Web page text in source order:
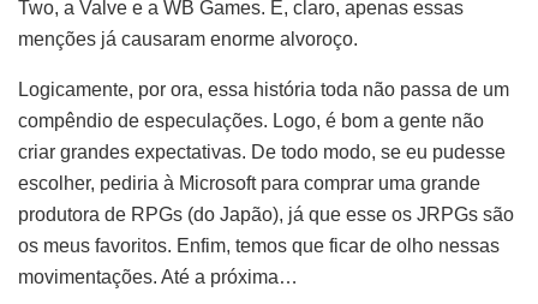
Two, a Valve e a WB Games. E, claro, apenas essas
menções já causaram enorme alvoroço.
Logicamente, por ora, essa história toda não passa de um
compêndio de especulações. Logo, é bom a gente não
criar grandes expectativas. De todo modo, se eu pudesse
escolher, pediria à Microsoft para comprar uma grande
produtora de RPGs (do Japão), já que esse os JRPGs são
os meus favoritos. Enfim, temos que ficar de olho nessas
movimentações. Até a próxima…